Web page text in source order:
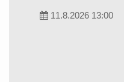
11.8.2026 13:00